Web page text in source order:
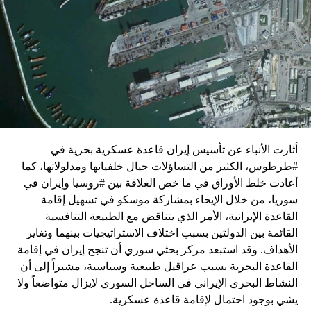
النار في غزة.
ويبدو أن نتنياهو استبق زيارة بلينكن لإسرائيل بالتأكيد على أن
الضغوط يجب أن تتوجه إلى حماس، وليس على حكومته.
كما وقال بيان من مكتب نتنياهو إنه مصر على بقاء القوات
الإسرائيلية في محور فيلادلفيا “لمنع الإرهابيين من إعادة
التسلح”.
وفي هذا السياق، قال الكاتب والباحث السياسي الفلسطيني
جمال زقوت في حديث لـ”سكاي نيوز عربية”:
حماس ليست عقبة في المفاوضات وأي حديث من هذا
القبيل تجني على الموقف الفلسطيني.
المعضلة الأساسية هي أن نتنياهو يعرض المجتمع
الإسرائيلي والمنطقة للخطر.
حماس وافقت على الإطار الرئيسي الذي قدمه جو بايدن
وقالت إنها وافقت على تصورات يوليو.
أثارت الأنباء عن تأسيس إيران قاعدة عسكرية بحرية في
#طرطوس، الكثير من التساؤلات حيال خلفياتها ومدلولاتها، كما
أعادت خلط الأوراق في ما خص العلاقة بين #روسيا وإيران في
سوريا، من خلال الإيحاء بمشاركة موسكو في تسهيل إقامة
القاعدة الإيرانية، الأمر الذي يتناقض مع الطبيعة التنافسية
القائمة بين الدولتين بسبب اختلاف الاستراتيجيات بينهما وتغاير
الأهداف. وقد استبعد مركز بحثي سوري أن تنجح إيران في إقامة
القاعدة البحرية بسبب عراقيل طبيعية وسياسية، مشيراً إلى أن
النشاط البحري الإيراني في الساحل السوري لايزال متواضعاً ولا
يشي بوجود احتمال لإقامة قاعدة عسكرية.